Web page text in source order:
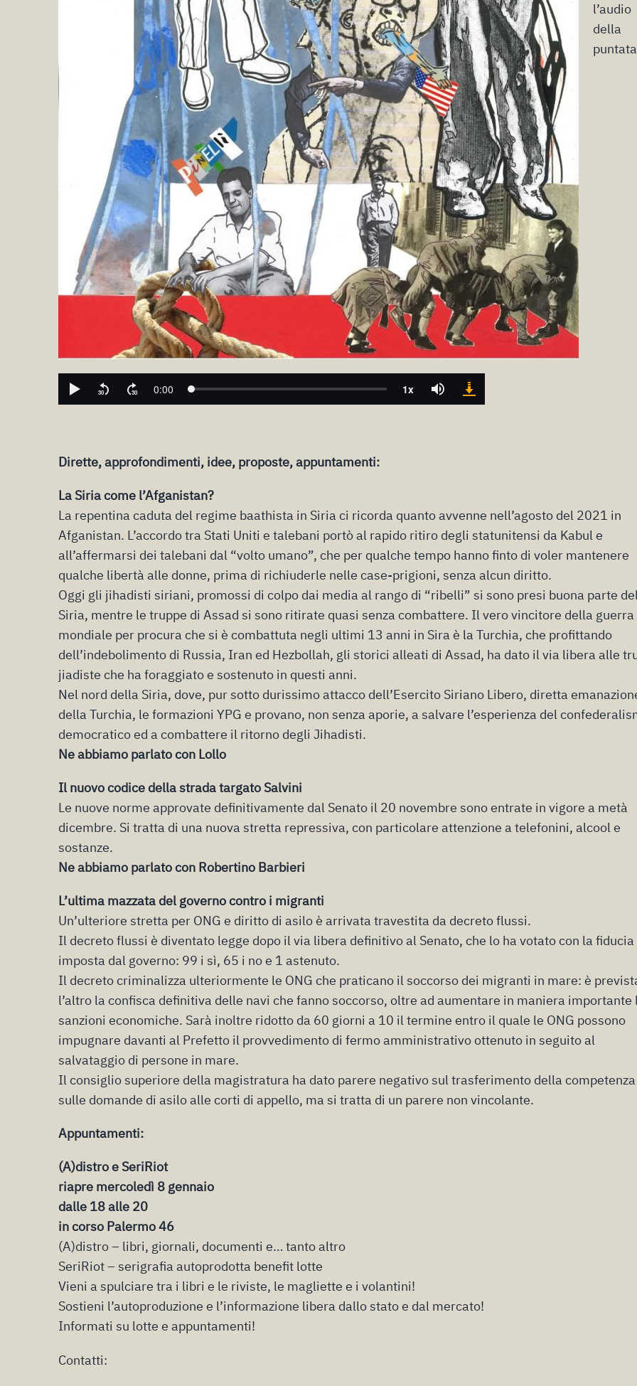
l’audio
della
Dirette, approfondimenti, idee, proposte, appuntamenti:
La Siria come l’Afganistan?
La repentina caduta del regime baathista in Siria ci ricorda quanto avvenne nell’agosto del 2021 in
Afganistan. L’accordo tra Stati Uniti e talebani portò al rapido ritiro degli statunitensi da Kabul e
all’affermarsi dei talebani dal “volto umano”, che per qualche tempo hanno finto di voler mantenere
qualche libertà alle donne, prima di richiuderle nelle case-prigioni, senza alcun diritto.
Oggi gli jihadisti siriani, promossi di colpo dai media al rango di “ribelli” si sono presi buona parte
Siria, mentre le truppe di Assad si sono ritirate quasi senza combattere. Il vero vincitore della guerra
mondiale per procura che si è combattuta negli ultimi 13 anni in Sira è la Turchia, che profittando
dell’indebolimento di Russia, Iran ed Hezbollah, gli storici alleati di Assad, ha dato il via libera alle
jiadiste che ha foraggiato e sostenuto in questi anni.
Nel nord della Siria, dove, pur sotto durissimo attacco dell’Esercito Siriano Libero, diretta
della Turchia, le formazioni YPG e provano, non senza aporie, a salvare l’esperienza del
democratico ed a combattere il ritorno degli Jihadisti.
Ne abbiamo parlato con Lollo
Il nuovo codice dellastradatargato Salvini
Le nuove norme approvate definitivamente dal Senato il 20 novembre sono entrate in vigore a metà
dicembre. Si tratta di una nuova stretta repressiva, con particolare attenzione a telefonini, alcool e
sostanze.
Neabbiamo parlatocon Robertino Barbieri
L’ultima mazzata del governo contro i migranti
Un’ulteriore stretta per ONG e diritto di asilo è arrivata travestita da decreto flussi.
Il decreto flussi è diventato legge dopo il via libera definitivo al Senato, che lo ha votato con la fiducia
imposta dal governo: 99 i sì, 65 i no e 1 astenuto.
Il decreto criminalizza ulteriormente le ONG che praticano il soccorso dei migranti in mare: è
l’altro la confisca definitiva delle navi che fanno soccorso, oltre ad aumentare in maniera importante
sanzioni economiche. Sarà inoltre ridotto da 60 giorni a 10 il termine entro il quale le ONG possono
impugnare davanti al Prefetto il provvedimento di fermo amministrativo ottenuto in seguito al
salvataggio di persone in mare.
Il consiglio superiore della magistratura ha dato parere negativo sul trasferimento della competenza
sulle domande di asilo alle corti di appello, ma si tratta di un parere non vincolante.
Appuntamenti:
(A)distro e SeriRiot
riapre mercoledì 8 gennaio
dalle 18 alle 20
in corso Palermo 46
(A)distro – libri, giornali, documenti e… tanto altro
SeriRiot – serigrafia autoprodotta benefit lotte
Vieni a spulciare tra i libri e le riviste, le magliette e i volantini!
Sostieni l’autoproduzione e l’informazione libera dallo stato e dal mercato!
Informati su lotte e appuntamenti!
Contatti: